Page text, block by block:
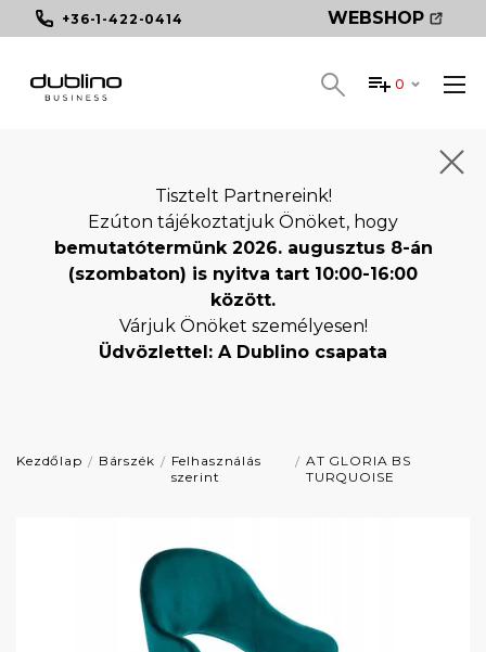
+36-1-422-0414 WEBSHOP
0
Tisztelt Partnereink!
Ezúton tájékoztatjuk Önöket, hogy
bemutatótermünk 2026. augusztus 8-án
(szombaton) is nyitva tart 10:00-16:00
között.
Várjuk Önöket személyesen!
Üdvözlettel: A Dublino csapata
Kezdőlap Bárszék
Felhasználás
szerint
AT GLORIA BS
TURQUOISE